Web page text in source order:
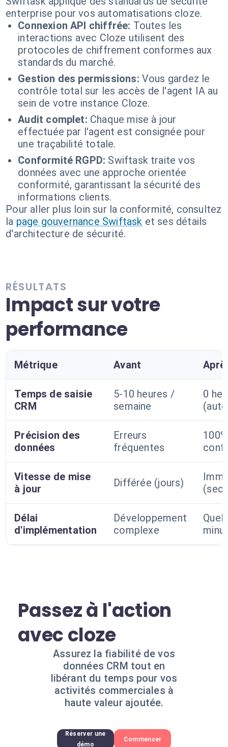
enterprise pour vos automatisations cloze.
Connexion API chiffrée: Toutes les
interactions avec Cloze utilisent des
protocoles de chiffrement conformes aux
standards du marché.
Gestion des permissions: Vous gardez le
contrôle total sur les accès de l'agent IA au
sein de votre instance Cloze.
Audit complet: Chaque mise à jour
effectuée par l'agent est consignée pour
une traçabilité totale.
Conformité RGPD: Swiftask traite vos
données avec une approche orientée
conformité, garantissant la sécurité des
informations clients.
Pour aller plus loin sur la conformité, consultez
la page gouvernance Swiftask et ses détails
d'architecture de sécurité.
RÉSULTATS
Impact sur votre
performance
Métrique Avant
Temps de saisie
CRM
5-10 heures /
semaine
0
Précision des
données
Erreurs
fréquentes
Vitesse de mise
à jour
Différée (jours)
Délai
d'implémentation
Développement
complexe
Passez à l'action
avec cloze
Assurez la fiabilité de vos
données CRM tout en
libérant du temps pour vos
activités commerciales à
haute valeur ajoutée.
Réserver une
démo
Commencer